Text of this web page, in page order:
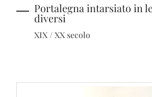
Portalegna intarsiato in
diversi
XIX / XX secolo